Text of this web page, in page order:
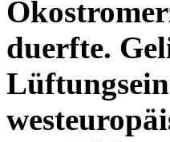
duerfte.